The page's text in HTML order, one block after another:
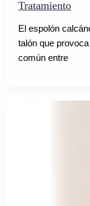
Tratamiento
El espolón
talón que
común entre